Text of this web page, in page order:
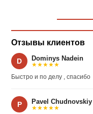
Отзывы клиентов
D Dominys Nadein
★★★★★
Быстро и по делу , спасибо
P Pavel Chudnovskiy
★★★★★